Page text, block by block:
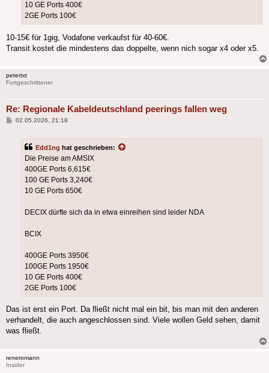
10 GE Ports 400€
2GE Ports 100€
10-15€ für 1gig, Vodafone verkaufst für 40-60€.
Transit kostet die mindestens das doppelte, wenn nich sogar x4 oder x5.
petertxt
Fortgeschrittener
Re: Regionale Kabeldeutschland peerings fallen weg
Beitrag
02.05.2026, 21:18
Edd1ng hat geschrieben:
Die Preise am AMSIX
400GE Ports 6,615€
100 GE Ports 3,240€
10 GE Ports 650€
DECIX dürfte sich da in etwa einreihen sind leider NDA
BCIX
400GE Ports 3950€
100GE Ports 1950€
10 GE Ports 400€
2GE Ports 100€
Das ist erst ein Port. Da fließt nicht mal ein bit, bis man mit den anderen
verhandelt, die auch angeschlossen sind. Viele wollen Geld sehen, damit
was fließt.
reneromann
Insider